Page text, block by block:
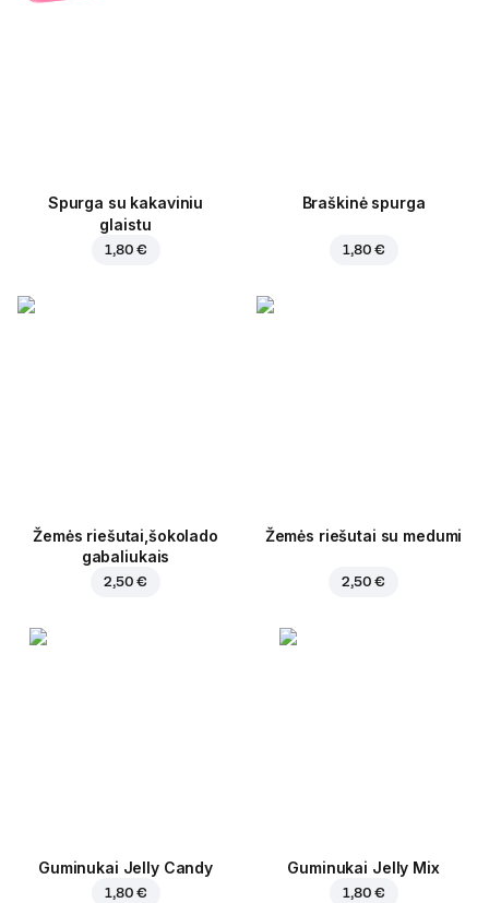
Spurga su kakaviniu
glaistu
1,80 €
Braškinė spurga
1,80 €
Žemės riešutai,šokolado
gabaliukais
2,50 €
Žemės riešutai su medumi
2,50 €
Guminukai Jelly Candy
1,80 €
Guminukai Jelly Mix
1,80 €